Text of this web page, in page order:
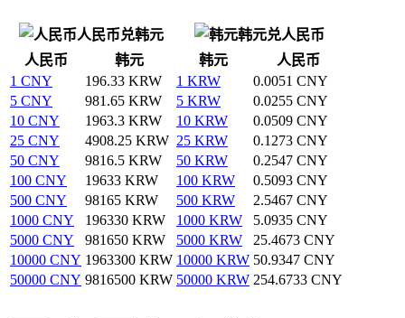
人民币兑韩元
韩元兑人民币
人民币
韩元 韩元
人民币
1 CNY
196.33 KRW 1 KRW
0.0051 CNY
5 CNY
981.65 KRW 5 KRW
0.0255 CNY
10 CNY
1963.3 KRW 10 KRW
0.0509 CNY
25 CNY
4908.25 KRW 25 KRW
0.1273 CNY
50 CNY
9816.5 KRW 50 KRW
0.2547 CNY
100 CNY
19633 KRW 100 KRW
0.5093 CNY
500 CNY
98165 KRW 500 KRW
2.5467 CNY
1000 CNY
196330 KRW 1000 KRW
5.0935 CNY
5000 CNY
981650 KRW 5000 KRW
25.4673 CNY
10000 CNY 1963300 KRW 10000 KRW 50.9347 CNY
50000 CNY 9816500 KRW 50000 KRW 254.6733 CNY